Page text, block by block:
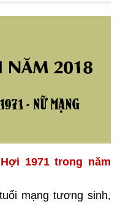
1971 trong năm
mạng tương sinh,